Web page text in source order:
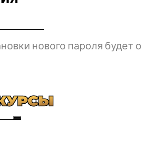
нового пароля